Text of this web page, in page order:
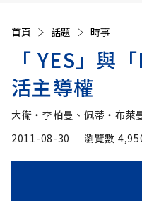
首頁 話題 時事
「 YES」與
活主導權
大衛‧李柏曼、佩蒂‧布萊
2011-08-30
瀏覽數